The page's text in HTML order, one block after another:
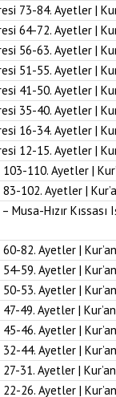
73-84. Ayetler |
64-72. Ayetler |
56-63. Ayetler |
51-55. Ayetler |
41-50. Ayetler |
35-40. Ayetler |
16-34. Ayetler |
12-15. Ayetler |
110. Ayetler |
102. Ayetler |
Musa-Hızır Kıssası
82. Ayetler |
59. Ayetler |
53. Ayetler |
49. Ayetler |
46. Ayetler |
44. Ayetler |
31. Ayetler |
26. Ayetler |